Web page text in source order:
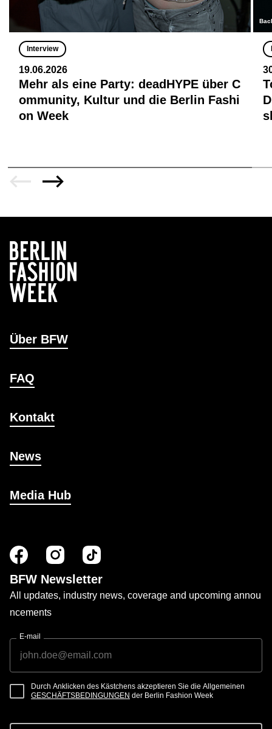
Interview
19.06.2026
Mehr als eine Party: deadHYPE über C
ommunity, Kultur und die Berlin Fashi
on Week
Über BFW
FAQ
Kontakt
News
Media Hub
BFW Newsletter
All updates, industry news, coverage and upcoming annou
ncements
E-mail
Durch Anklicken des Kästchens akzeptieren Sie die Allgemeinen
GESCHÄFTSBEDINGUNGEN der Berlin Fashion Week